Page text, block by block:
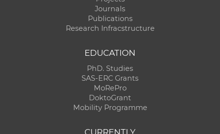
Journals
Publications
Research Infracstructure
EDUCATION
PhD. Studies
SAS-ERC Grants
MoRePro
DoktoGrant
Mobility Programme
CURRENTLY